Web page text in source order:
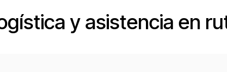
y asistencia en